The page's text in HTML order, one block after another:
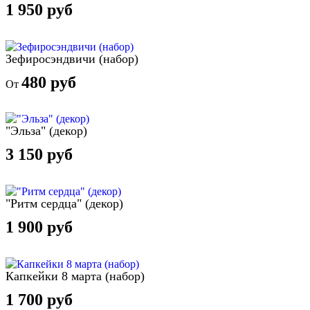
1 950 руб
Зефиросэндвичи (набор)
От 480 руб
"Эльза" (декор)
3 150 руб
"Ритм сердца" (декор)
1 900 руб
Капкейки 8 марта (набор)
1 700 руб